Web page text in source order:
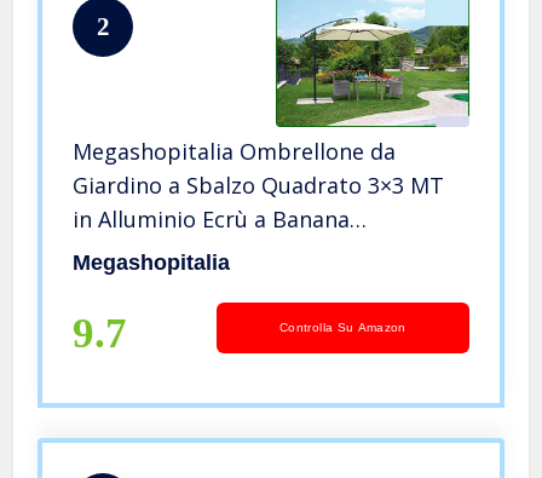
2
Megashopitalia Ombrellone da
Giardino a Sbalzo Quadrato 3×3 MT
in Alluminio Ecrù a Banana
Decentrato Ristorante Bar Locale
Poliestere Impermeabile
Megashopitalia
9.7 Controlla Su Amazon